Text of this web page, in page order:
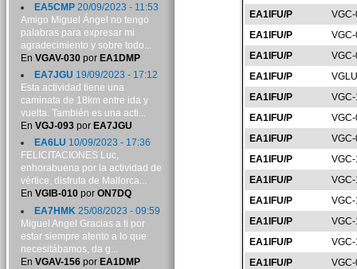
EA1IFU/P
EA1IFU/P
EA1IFU/P
EA1IFU/P
EA1IFU/P
EA1IFU/P
EA1IFU/P
EA1IFU/P
EA1IFU/P
EA1IFU/P
EA1IFU/P
EA1IFU/P
EA1IFU/P
EA5CMP20/09/2023 - 11:53
Amigo Miguel Ángel no tengo
palabras para expresar mi
agradecimiento y sobre todo...
En VGAV-030por EA1DMP
EA7JGU 19/09/2023 - 17:12
Esta actividad tiene una
caminata de 18km entre ida y
vuelta. También es una acti...
En VGJ-093por EA7JGU
EA6LU 10/09/2023 - 17:36
FELICITACIONES Luc,
enhorabuena por la actividad de
vértice, disfruta de Mallorca...
En VGIB-010por ON7DQ
EA7HMK 25/08/2023 - 09:59
Miguel Angel Gracias a ti por
estar siempre atento a lo que
necesitábamos, da g...
En VGAV-156por EA1DMP